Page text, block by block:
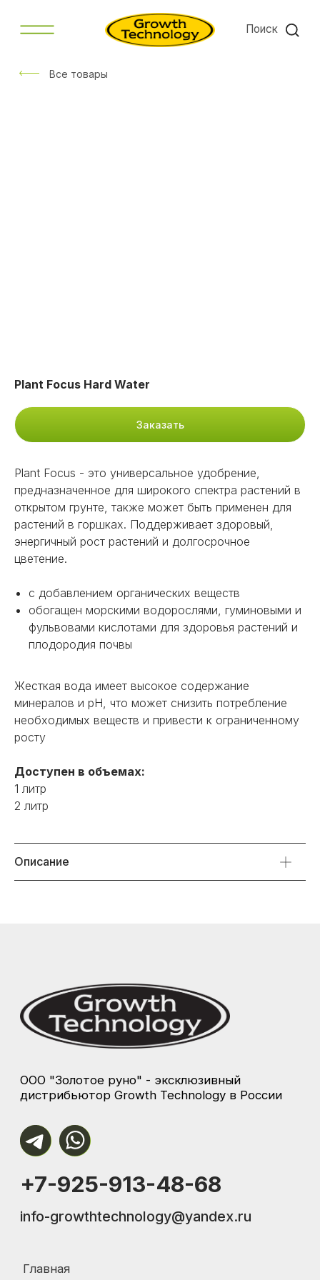
Поиск
Plant Focus Hard Water
Заказать
Plant Focus - это универсальное удобрение,
предназначенное для широкого спектра растений в
открытом грунте, также может быть применен для
растений в горшках. Поддерживает здоровый,
энергичный рост растений и долгосрочное
цветение.
с добавлением органических веществ
обогащен морскими водорослями, гуминовыми и
фульвовами кислотами для здоровья растений и
плодородия почвы
Жесткая вода имеет высокое содержание
минералов и pH, что может снизить потребление
необходимых веществ и привести к ограниченному
росту
Доступен в объемах:
1 литр
2 литр
Описание
+7-925-913-48-68
Купить
info-growthtechnology@yandex.ru
Политика конфиденциальности
Согласие на обработку персональных данных
ООО "Золотое руно" - эксклюзивный
дистрибьютор Growth Technology в России